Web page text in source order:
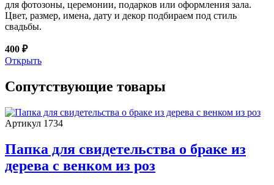
для фотозоны, церемонии, подарков или оформления зала.
Цвет, размер, имена, дату и декор подбираем под стиль
свадьбы.
400 ₽
Открыть
Сопутствующие товары
Артикул 1734
Папка для свидетельства о браке из
дерева с венком из роз